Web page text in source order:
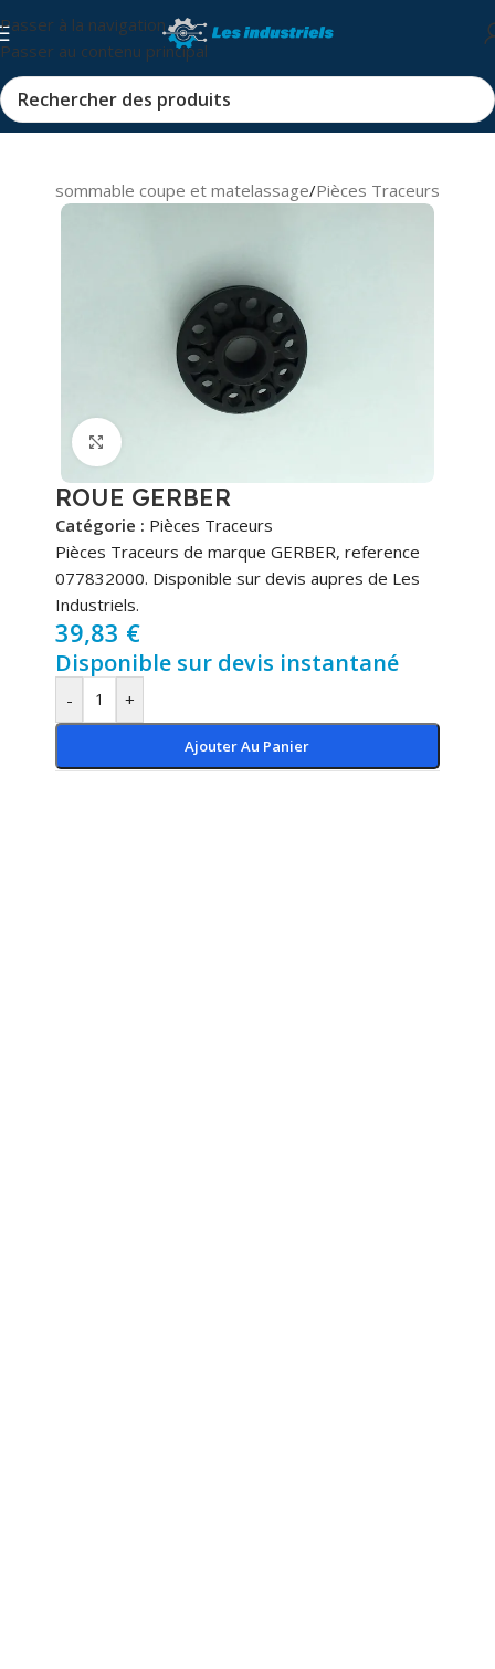
Passer à la navigation
Passer au contenu principal
et consommable coupe et matelassage/Pièces Traceurs
Cliquez pour agrandir
ROUE GERBER
Catégorie : Pièces Traceurs
Pièces Traceurs de marque GERBER, reference
077832000. Disponible sur devis aupres de Les
Industriels.
39,83 €
Disponible sur devis instantané
- +
Ajouter Au Panier